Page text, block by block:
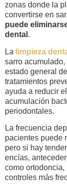
zonas donde la
convertirse en
puede
dental .
La limpieza
sarro
estado general
tratamientos
ayuda a reducir
acumulación
periodontales.
La frecuencia
pacientes puede
pero si hay
encías,
como
controles más